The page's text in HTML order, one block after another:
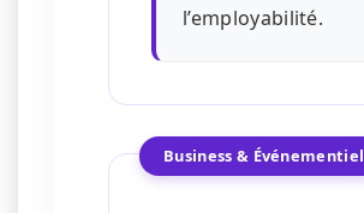
l’employabilité.
Business & Événementiel